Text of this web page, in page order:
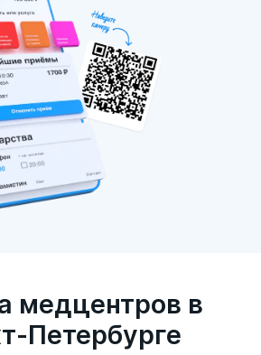
медцентров в
Петербурге